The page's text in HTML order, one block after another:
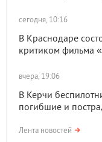
сегодня, 10:16
В Краснодаре
критиком фильма
вчера, 19:06
В Керчи
погибшие и
Лента новостей